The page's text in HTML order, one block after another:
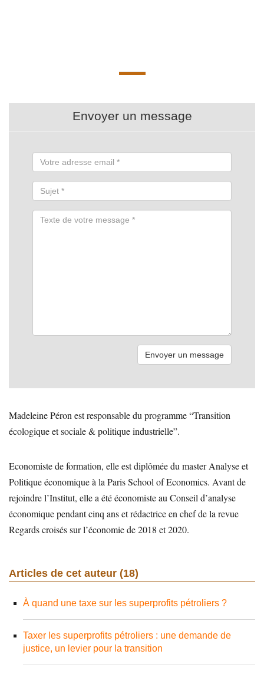
Envoyer un message
Madeleine Péron est responsable du programme “Transition
écologique et sociale & politique industrielle”.
Economiste de formation, elle est diplômée du master Analyse et
Politique économique à la Paris School of Economics. Avant de
rejoindre l’Institut, elle a été économiste au Conseil d’analyse
économique pendant cinq ans et rédactrice en chef de la revue
Regards croisés sur l’économie de 2018 et 2020.
Articles de cet auteur (18)
À quand une taxe sur les superprofits pétroliers ?
Taxer les superprofits pétroliers : une demande de
justice, un levier pour la transition